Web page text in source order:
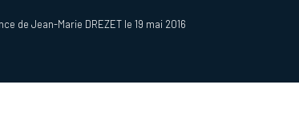
de Jean-Marie DREZET le 19 mai 2016